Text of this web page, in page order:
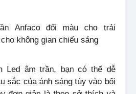
Anfaco đổi màu cho trải
không gian chiếu sáng
Led âm trần, bạn có thể dễ
sắc của ánh sáng tùy vào bối